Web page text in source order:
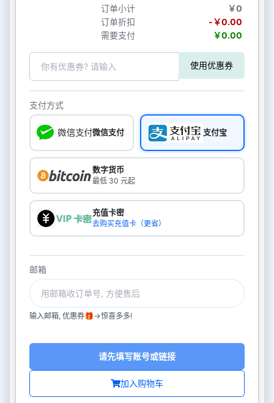
订单小计
￥0
订单折扣
-￥0.00
需要支付
￥0.00
使用优惠券
支付方式
微信支付 支付宝
数字货币
最低 30 元起
充值卡密
去购买充值卡（更省）
邮箱
输入邮箱, 优惠券🎁->惊喜多多!
加入购物车
请先填写账号或链接